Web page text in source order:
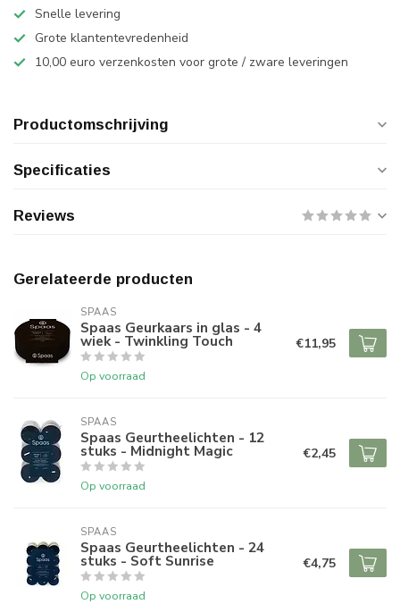
Snelle levering
Grote klantentevredenheid
10,00 euro verzenkosten voor grote / zware leveringen
Productomschrijving
Specificaties
Reviews
Gerelateerde producten
SPAAS
Spaas Geurkaars in glas - 4
wiek - Twinkling Touch
Op voorraad
€11,95
SPAAS
Spaas Geurtheelichten - 12
stuks - Midnight Magic
Op voorraad
€2,45
SPAAS
Spaas Geurtheelichten - 24
stuks - Soft Sunrise
Op voorraad
€4,75